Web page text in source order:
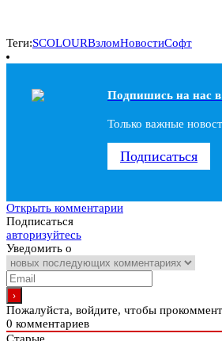
Теги:SCOLOURВзломНовостиСофт
Подпишись на наc
Только важные
Подписаться
Открыть комментарии
Подписаться
авторизуйтесь
Уведомить о
Пожалуйста, войдите, чтобы
0 комментариев